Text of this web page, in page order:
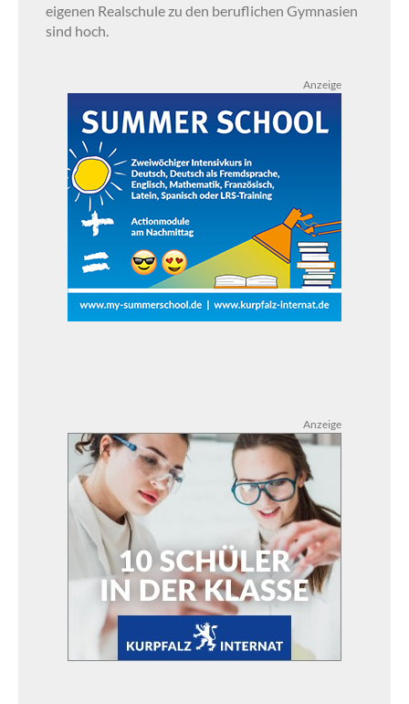
eigenen Realschule zu den beruflichen Gymnasien
sind hoch.
Anzeige
Anzeige